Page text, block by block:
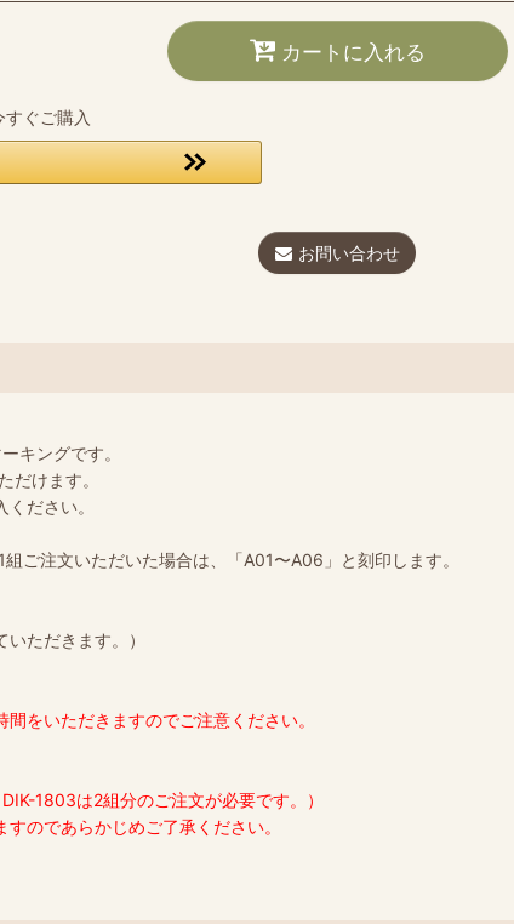
カートに入れる
ぐご購入
お問い合わせ
キングです。
だけます。
ださい。
ご注文いただいた場合は、「A01〜A06」と刻印します。
ただきます。）
をいただきますのでご注意ください。
1803は2組分のご注文が必要です。）
のであらかじめご了承ください。